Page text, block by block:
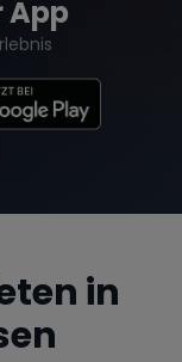
App
in